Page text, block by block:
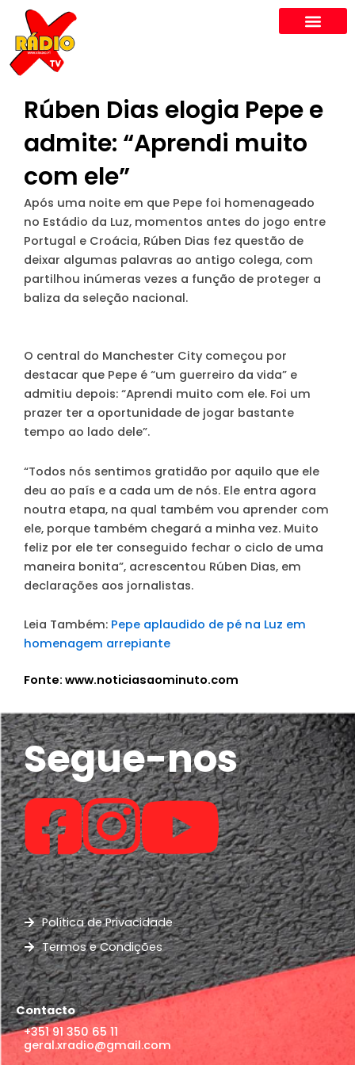
content
Rúben Dias elogia Pepe e
admite: “Aprendi muito
com ele”
Após uma noite em que Pepe foi homenageado
no Estádio da Luz, momentos antes do jogo entre
Portugal e Croácia, Rúben Dias fez questão de
deixar algumas palavras ao antigo colega, com
partilhou inúmeras vezes a função de proteger a
baliza da seleção nacional.
O central do Manchester City começou por
destacar que Pepe é “um guerreiro da vida” e
admitiu depois: “Aprendi muito com ele. Foi um
prazer ter a oportunidade de jogar bastante
tempo ao lado dele”.
“Todos nós sentimos gratidão por aquilo que ele
deu ao país e a cada um de nós. Ele entra agora
noutra etapa, na qual também vou aprender com
ele, porque também chegará a minha vez. Muito
feliz por ele ter conseguido fechar o ciclo de uma
maneira bonita”, acrescentou Rúben Dias, em
declarações aos jornalistas.
Leia Também: Pepe aplaudido de pé na Luz em
homenagem arrepiante
Fonte: www.noticiasaominuto.com
Segue-nos
Política de Privacidade
Termos e Condições
Contacto
+351 91 350 65 11
geral.xradio@gmail.com